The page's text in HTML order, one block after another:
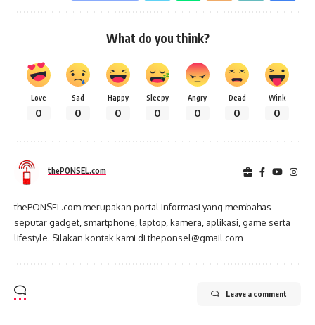
What do you think?
Love
0
Sad
0
Happy
0
Sleepy
0
Angry
0
Dead
0
Wink
0
thePONSEL.com
thePONSEL.com merupakan portal informasi yang membahas
seputar gadget, smartphone, laptop, kamera, aplikasi, game serta
lifestyle. Silakan kontak kami di theponsel@gmail.com
Leave a comment